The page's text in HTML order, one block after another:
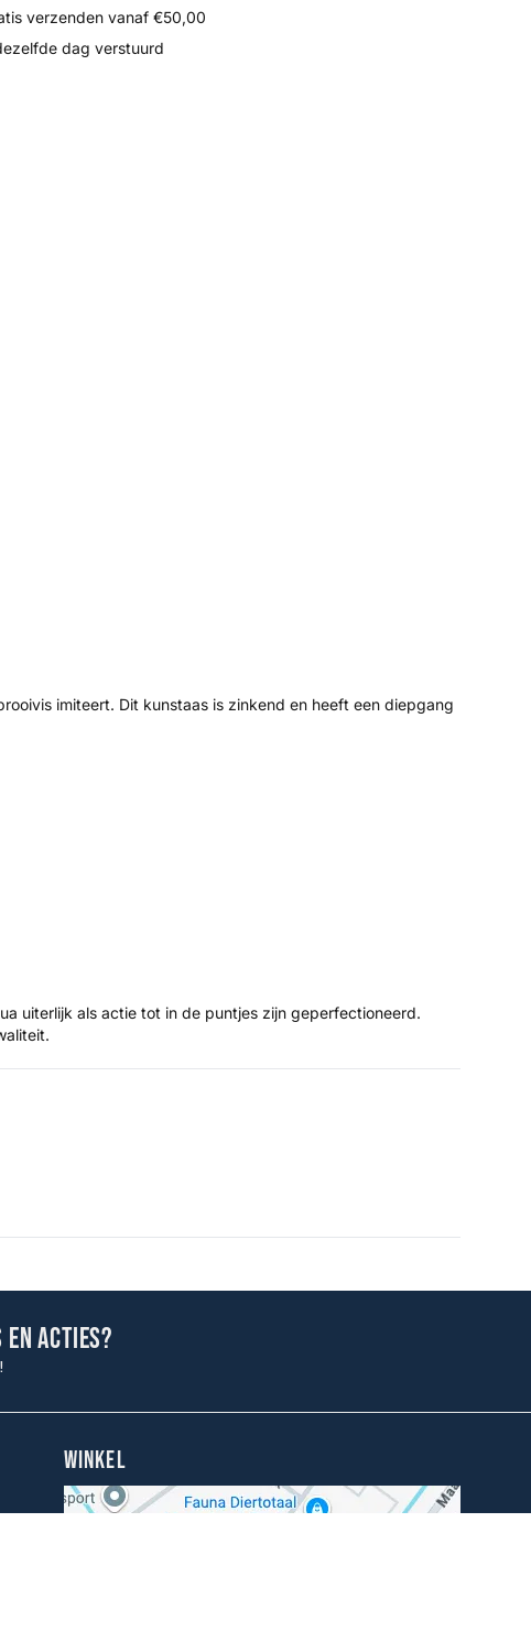
verzenden vanaf €50,00
dag verstuurd
imiteert. Dit kunstaas is zinkend en heeft een diepgang
uiterlijk als actie tot in de puntjes zijn geperfectioneerd.
acties?
WINKEL